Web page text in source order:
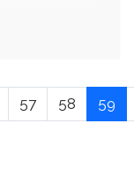
57 58 59